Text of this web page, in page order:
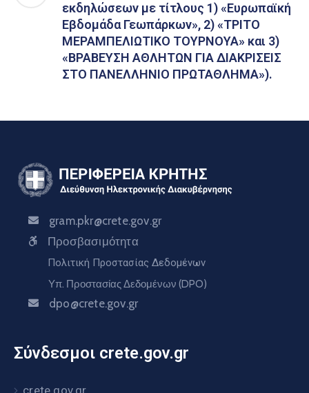
εκδηλώσεων με τίτλους 1) «Ευρωπαϊκή
Εβδομάδα Γεωπάρκων», 2) «ΤΡΙΤΟ
ΜΕΡΑΜΠΕΛΙΩΤΙΚΟ ΤΟΥΡΝΟΥΑ» και 3)
«ΒΡΑΒΕΥΣΗ ΑΘΛΗΤΩΝ ΓΙΑ ΔΙΑΚΡΙΣΕΙΣ
ΣΤΟ ΠΑΝΕΛΛΗΝΙΟ ΠΡΩΤΑΘΛΗΜΑ»).
gram.pkr@crete.gov.gr
Προσβασιμότητα
Πολιτική Προστασίας Δεδομένων
Υπ. Προστασίας Δεδομένων (DPO)
dpo@crete.gov.gr
Σύνδεσμοι crete.gov.gr